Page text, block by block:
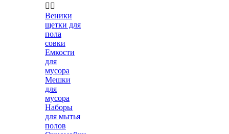
 
Веники
щетки для
пола
совки
Емкости
для
мусора
Мешки
для
мусора
Наборы
для мытья
полов